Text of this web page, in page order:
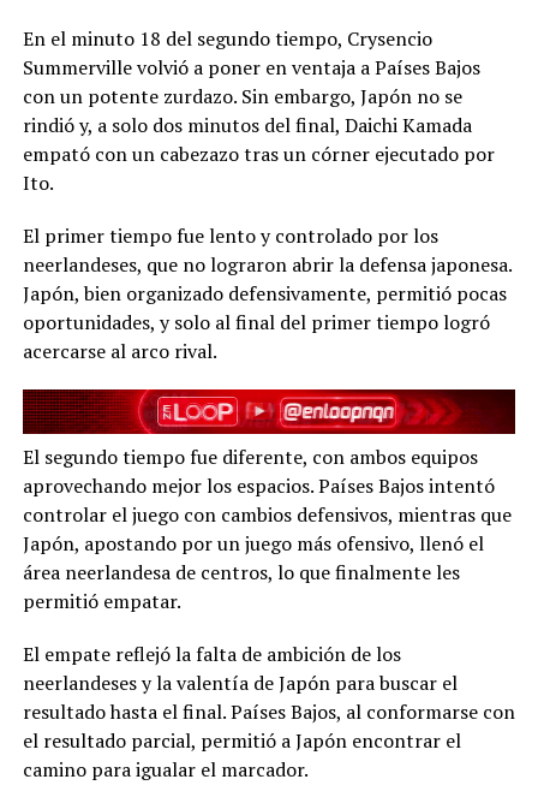
En el minuto 18 del segundo tiempo, Crysencio
Summerville volvió a poner en ventaja a Países Bajos
con un potente zurdazo. Sin embargo, Japón no se
rindió y, a solo dos minutos del final, Daichi Kamada
empató con un cabezazo tras un córner ejecutado por
Ito.
El primer tiempo fue lento y controlado por los
neerlandeses, que no lograron abrir la defensa japonesa.
Japón, bien organizado defensivamente, permitió pocas
oportunidades, y solo al final del primer tiempo logró
acercarse al arco rival.
El segundo tiempo fue diferente, con ambos equipos
aprovechando mejor los espacios. Países Bajos intentó
controlar el juego con cambios defensivos, mientras que
Japón, apostando por un juego más ofensivo, llenó el
área neerlandesa de centros, lo que finalmente les
permitió empatar.
El empate reflejó la falta de ambición de los
neerlandeses y la valentía de Japón para buscar el
resultado hasta el final. Países Bajos, al conformarse con
el resultado parcial, permitió a Japón encontrar el
camino para igualar el marcador.